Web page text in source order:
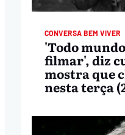
CONVERSA BEM VIVER
'Todo
filmar', diz
mostra que
nesta terça